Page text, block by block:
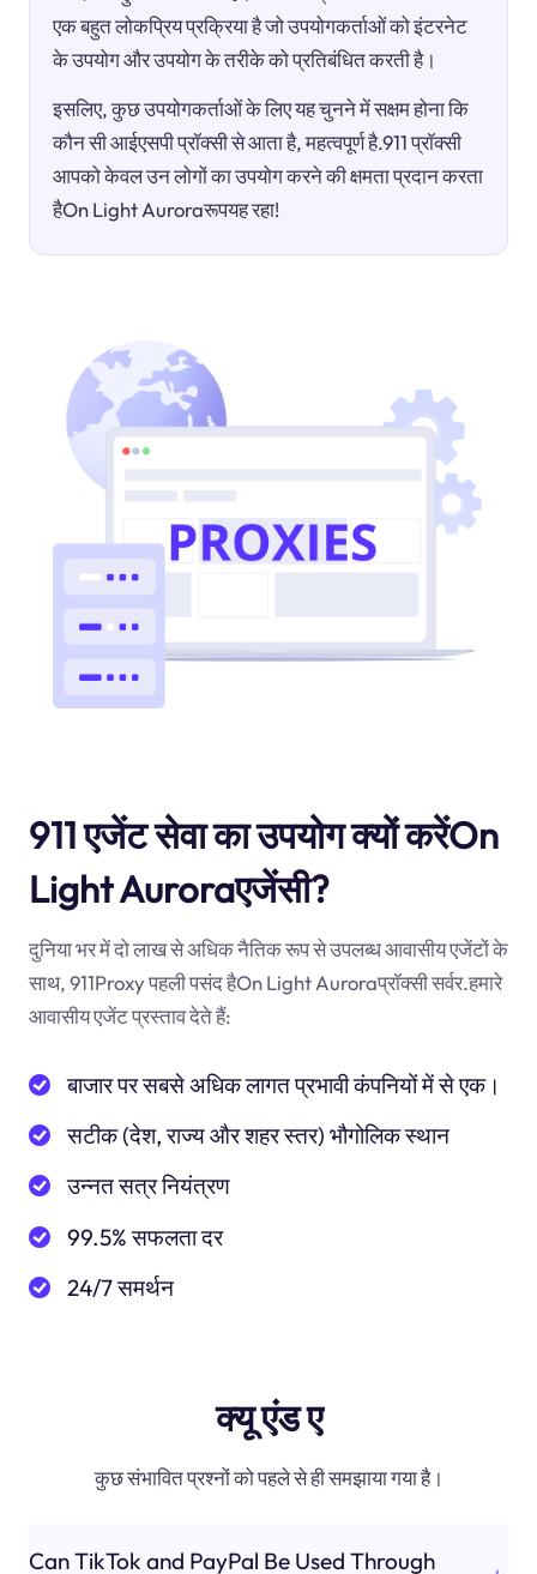
एक बहुत लोकप्रिय प्रक्रिया है जो उपयोगकर्ताओं को इंटरनेट
के उपयोग और उपयोग के तरीके को प्रतिबंधित करती है।
इसलिए, कुछ उपयोगकर्ताओं के लिए यह चुनने में सक्षम होना कि
कौन सी आईएसपी प्रॉक्सी से आता है, महत्वपूर्ण है.911 प्रॉक्सी
आपको केवल उन लोगों का उपयोग करने की क्षमता प्रदान करता
हैOn Light Auroraरूपयह रहा!
911 एजेंट सेवा का उपयोग क्यों करेंOn
Light Auroraएजेंसी?
दुनिया भर में दो लाख से अधिक नैतिक रूप से उपलब्ध आवासीय एजेंटों के
साथ, 911Proxy पहली पसंद हैOn Light Auroraप्रॉक्सी सर्वर.हमारे
आवासीय एजेंट प्रस्ताव देते हैं:
बाजार पर सबसे अधिक लागत प्रभावी कंपनियों में से एक।
सटीक (देश, राज्य और शहर स्तर) भौगोलिक स्थान
उन्नत सत्र नियंत्रण
99.5% सफलता दर
24/7 समर्थन
क्यू एंड ए
कुछ संभावित प्रश्नों को पहले से ही समझाया गया है।
Can TikTok and PayPal Be Used Through